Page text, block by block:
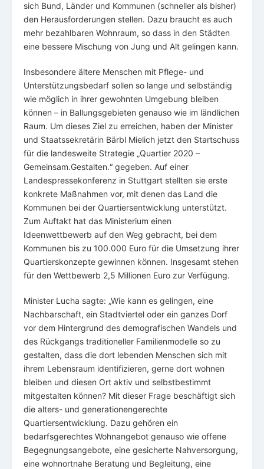
sich Bund, Länder und Kommunen (schneller als bisher)
den Herausforderungen stellen. Dazu braucht es auch
mehr bezahlbaren Wohnraum, so dass in den Städten
eine bessere Mischung von Jung und Alt gelingen kann.
Insbesondere ältere Menschen mit Pflege- und
Unterstützungsbedarf sollen so lange und selbständig
wie möglich in ihrer gewohnten Umgebung bleiben
können – in Ballungsgebieten genauso wie im ländlichen
Raum. Um dieses Ziel zu erreichen, haben der Minister
und Staatssekretärin Bärbl Mielich jetzt den Startschuss
für die landesweite Strategie „Quartier 2020 –
Gemeinsam.Gestalten.“ gegeben. Auf einer
Landespressekonferenz in Stuttgart stellten sie erste
konkrete Maßnahmen vor, mit denen das Land die
Kommunen bei der Quartiersentwicklung unterstützt.
Zum Auftakt hat das Ministerium einen
Ideenwettbewerb auf den Weg gebracht, bei dem
Kommunen bis zu 100.000 Euro für die Umsetzung ihrer
Quartierskonzepte gewinnen können. Insgesamt stehen
für den Wettbewerb 2,5 Millionen Euro zur Verfügung.
Minister Lucha sagte: „Wie kann es gelingen, eine
Nachbarschaft, ein Stadtviertel oder ein ganzes Dorf
vor dem Hintergrund des demografischen Wandels und
des Rückgangs traditioneller Familienmodelle so zu
gestalten, dass die dort lebenden Menschen sich mit
ihrem Lebensraum identifizieren, gerne dort wohnen
bleiben und diesen Ort aktiv und selbstbestimmt
mitgestalten können? Mit dieser Frage beschäftigt sich
die alters- und generationengerechte
Quartiersentwicklung. Dazu gehören ein
bedarfsgerechtes Wohnangebot genauso wie offene
Begegnungsangebote, eine gesicherte Nahversorgung,
eine wohnortnahe Beratung und Begleitung, eine